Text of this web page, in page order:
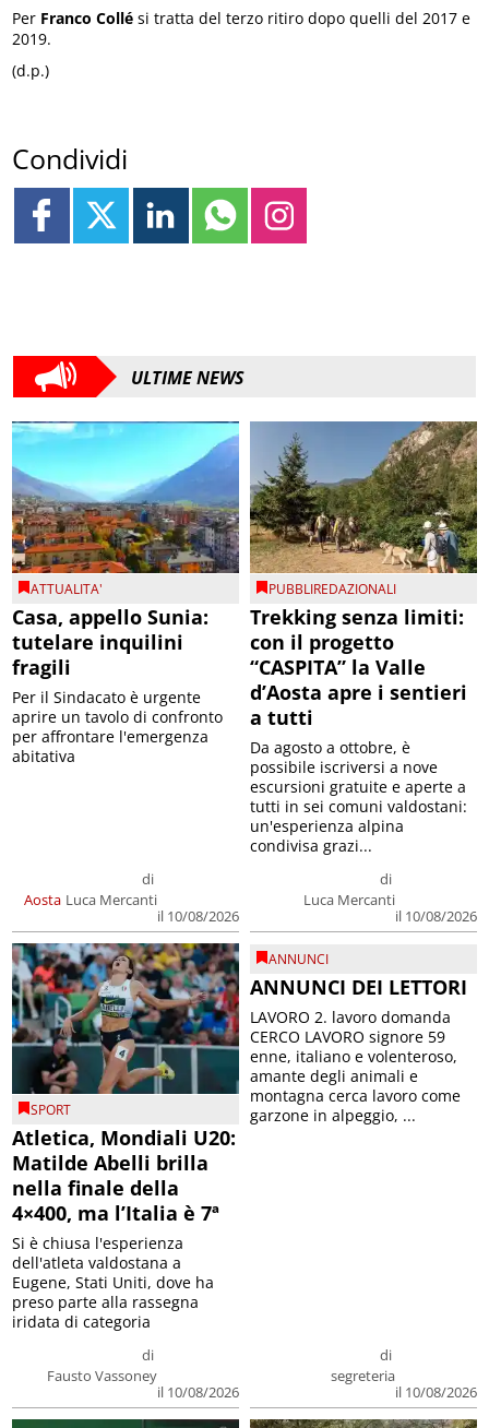
Per Franco Collé si tratta del terzo ritiro dopo quelli del 2017 e
2019.
(d.p.)
Condividi
ULTIME NEWS
ATTUALITA'
Casa, appello Sunia:
tutelare inquilini
fragili
Aosta
di
Luca Mercanti
il 10/08/2026
Per il Sindacato è urgente
aprire un tavolo di confronto
per affrontare l'emergenza
abitativa
PUBBLIREDAZIONALI
Trekking senza limiti:
con il progetto
“CASPITA” la Valle
d’Aosta apre i sentieri
a tutti
di
Luca Mercanti
il 10/08/2026
Da agosto a ottobre, è
possibile iscriversi a nove
escursioni gratuite e aperte a
tutti in sei comuni valdostani:
un'esperienza alpina
condivisa grazi...
SPORT
Atletica, Mondiali U20:
Matilde Abelli brilla
nella finale della
4×400, ma l’Italia è 7ª
di
Fausto Vassoney
il 10/08/2026
Si è chiusa l'esperienza
dell'atleta valdostana a
Eugene, Stati Uniti, dove ha
preso parte alla rassegna
iridata di categoria
ANNUNCI
ANNUNCI DEI LETTORI
di
segreteria
il 10/08/2026
LAVORO 2. lavoro domanda
CERCO LAVORO signore 59
enne, italiano e volenteroso,
amante degli animali e
montagna cerca lavoro come
garzone in alpeggio, ...